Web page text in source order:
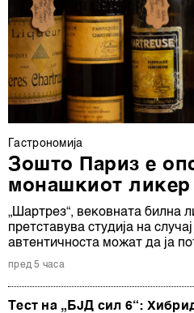
Гастрономија
Зошто Париз е
монашкиот ликер
„Шартрез“, вековната билна
претставува студија на
автентичноста можат да ја
пред 5 часа
Тест на „БЈД сил 6“: